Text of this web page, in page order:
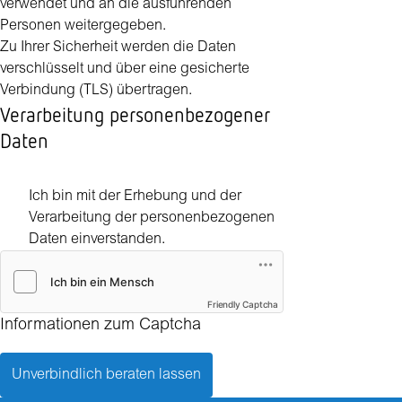
verwendet und an die ausführenden
Personen weitergegeben.
Zu Ihrer Sicherheit werden die Daten
verschlüsselt und über eine gesicherte
Verbindung (TLS) übertragen.
Verarbeitung personenbezogener
Daten
Ich bin mit der Erhebung und der
Verarbeitung der personenbezogenen
Daten einverstanden.
Friendly Captcha
Informationen zum Captcha